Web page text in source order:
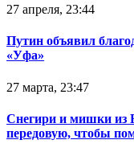
27 апреля, 23:44
Путин объявил
«Уфа»
27 марта, 23:47
Снегири и мишки из
передовую, чтобы